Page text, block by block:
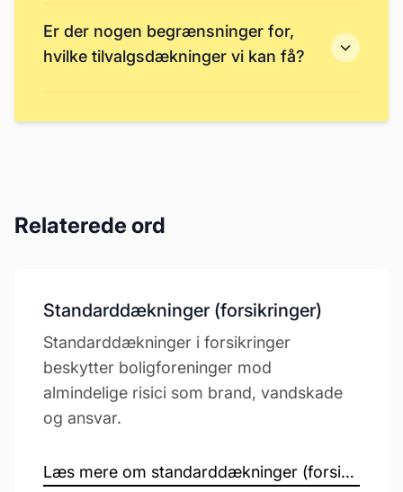
Er der nogen begrænsninger for,
hvilke tilvalgsdækninger vi kan få?
Relaterede ord
Standarddækninger (forsikringer)
Standarddækninger i forsikringer
beskytter boligforeninger mod
almindelige risici som brand, vandskade
og ansvar.
Læs mere om standarddækninger (forsikringer) →